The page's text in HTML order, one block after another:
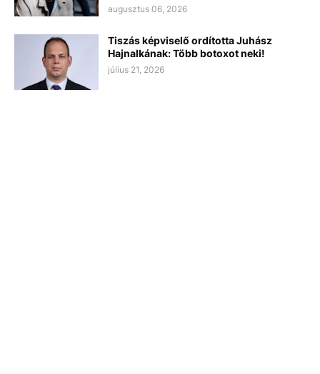
augusztus 06, 2026
Tiszás képviselő ordította Juhász
Hajnalkának: Több botoxot neki!
július 21, 2026